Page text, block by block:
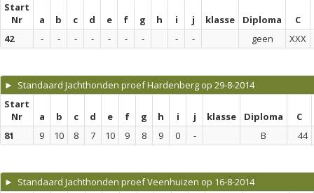
Start
Nr
a b c d e f g h i j klasse Diploma
C
42
- - - - - - - - - geen XXX
► Standaard Jachthonden proef Hardenberg op 29-8-2014
Start
Nr
a b c d e f g h i j klasse Diploma
C
81
9 10 8 7 10 9 8 9 0 - B 44
► Standaard Jachthonden proef Veenhuizen op 16-8-2014